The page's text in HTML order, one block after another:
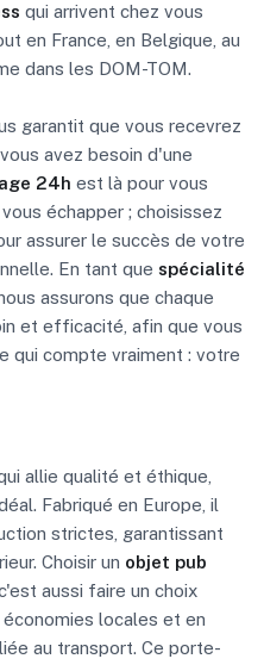
qui arrivent chez vous
en France, en Belgique, au
dans les DOM-TOM.
garantit que vous recevrez
avez besoin d'une
24h est là pour vous
échapper ; choisissez
assurer le succès de votre
En tant que spécialité
nous assurons que chaque
et efficacité, afin que vous
qui compte vraiment : votre
allie qualité et éthique,
Fabriqué en Europe, il
strictes, garantissant
Choisir un objet pub
aussi faire un choix
locales et en
au transport. Ce porte-